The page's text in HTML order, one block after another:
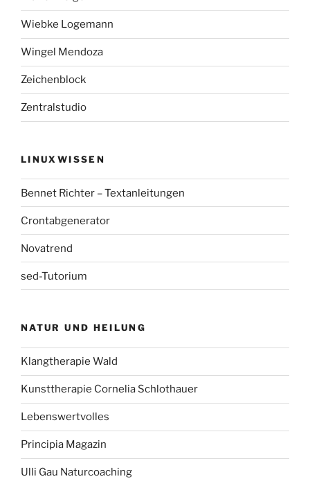
Wiebke Logemann
Wingel Mendoza
Zeichenblock
Zentralstudio
LINUXWISSEN
Bennet Richter – Textanleitungen
Crontabgenerator
Novatrend
sed-Tutorium
NATUR UND HEILUNG
Klangtherapie Wald
Kunsttherapie Cornelia Schlothauer
Lebenswertvolles
Principia Magazin
Ulli Gau Naturcoaching